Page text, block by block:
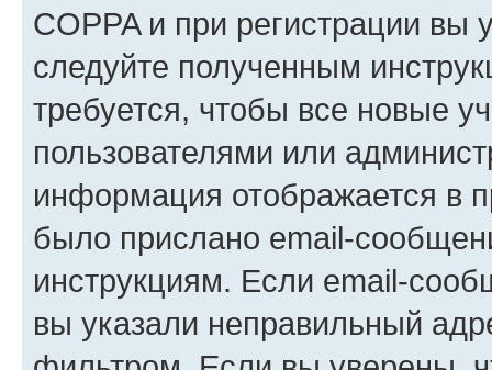
COPPA и при регистрации вы
следуйте полученным
требуется, чтобы все новые
пользователями или
информация отображается в
было прислано email-
инструкциям. Если email-
вы указали неправильный